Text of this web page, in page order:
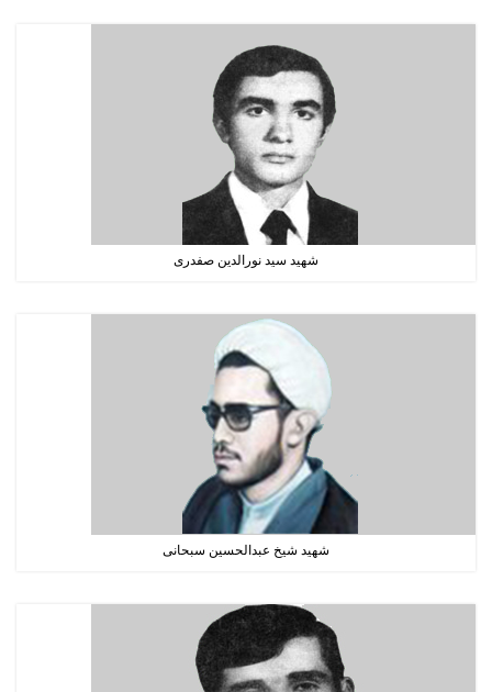
شهید سید نورالدین صفدری
شهید شیخ عبدالحسین سبحانی